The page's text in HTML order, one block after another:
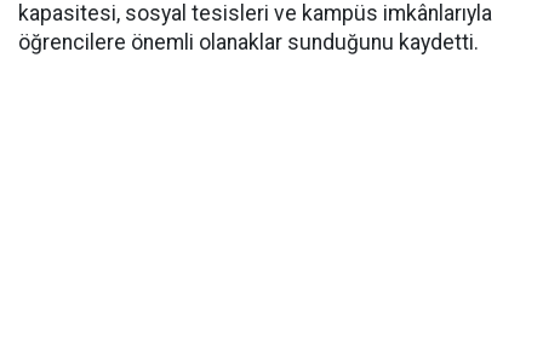
kapasitesi, sosyal tesisleri ve kampüs imkânlarıyla
öğrencilere önemli olanaklar sunduğunu kaydetti.